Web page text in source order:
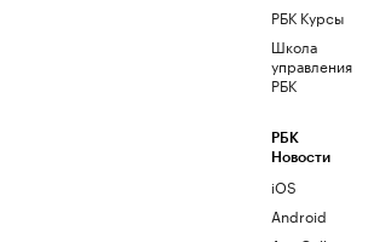
РБК Курсы
Школа
управления
РБК
РБК
Новости
iOS
Android